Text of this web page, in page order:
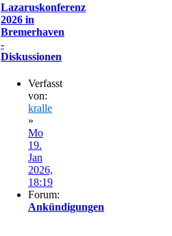
Lazaruskonferenz
2026 in
Bremerhaven
-
Diskussionen
Verfasst
von:
kralle
»
Mo
19.
Jan
2026,
18:19
Forum:
Ankündigungen